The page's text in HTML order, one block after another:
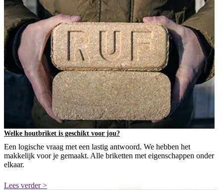
Welke houtbriket is geschikt voor jou?
Een logische vraag met een lastig antwoord. We hebben het
makkelijk voor je gemaakt. Alle briketten met eigenschappen onder
elkaar.
Lees verder >